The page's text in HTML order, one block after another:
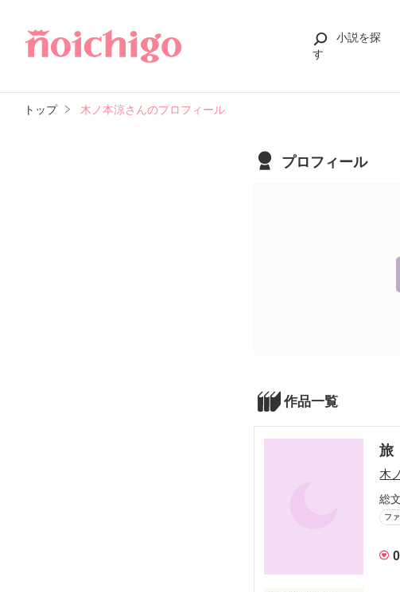
小説を探
す
トップ 木ノ本涼さんのプロフィール
プロフィール
作品一覧
旅
木
総
フ
0